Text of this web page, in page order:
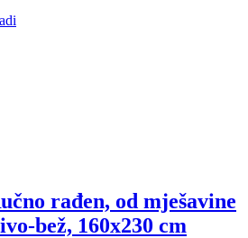
rađen, od mješavine
bež, 160x230 cm